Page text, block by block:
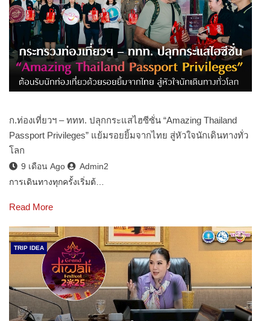
ก.ท่องเที่ยวฯ – ททท. ปลุกกระแสไฮซีซั่น “Amazing Thailand
Passport Privileges” แย้มรอยยิ้มจากไทย สู่หัวใจนักเดินทางทั่ว
โลก
9 เดือน Ago
Admin2
การเดินทางทุกครั้งเริ่มต้…
Read More
TRIP IDEA